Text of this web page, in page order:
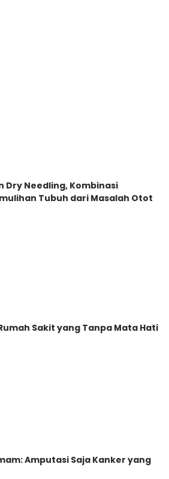
Dry Needling, Kombinasi
Tubuh dari Masalah Otot
Sakit yang Tanpa Mata Hati
Amputasi Saja Kanker yang